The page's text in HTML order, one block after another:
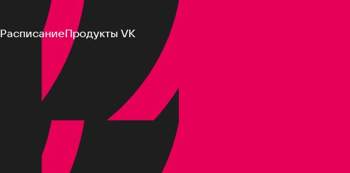
РасписаниеПродукты VK